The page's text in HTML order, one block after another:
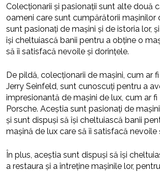
Colecționarii și pasionații sunt alte două
oameni care sunt cumpărătorii mașinilor
sunt pasionați de mașini și de istoria lor,
își cheltuiască banii pentru a obține o
să îi satisfacă nevoile și dorințele.
De pildă, colecționarii de mașini, cum ar
Jerry Seinfeld, sunt cunoscuți pentru a
impresionantă de mașini de lux, cum ar fi
Porsche. Aceștia sunt pasionați de
și sunt dispuși să își cheltuiască banii
mașină de lux care să îi satisfacă nevoile
În plus, aceștia sunt dispuși să își
a restaura și a întreține mașinile lor,